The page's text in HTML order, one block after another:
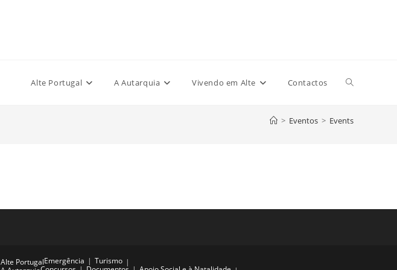
Alte Portugal A Autarquia Vivendo em Alte Contactos Toggle
website
> Eventos > Events
Alte PortugalEmergência
Turismo